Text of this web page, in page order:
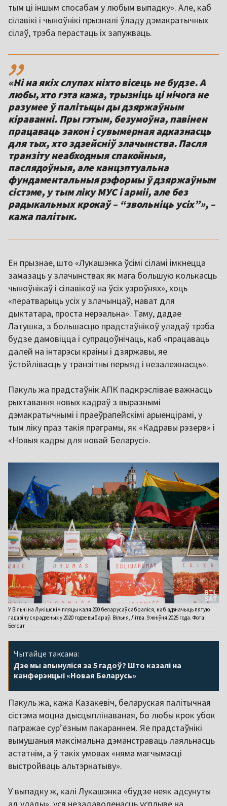
тым ці іншым спосабам у любым выпадку». Але, каб
сілавікі і чыноўнікі прызналі ўладу дэмакратычных
сілаў, трэба перастаць іх запужваць.
,,
«Ні на якіх слупах ніхто вісець не будзе. А
любы, хто гэта кажа, трызніць ці нічога не
разумее ў палітыцы ды дзяржаўным
кіраванні. Пры гэтым, безумоўна, павінен
працаваць закон і сувымерная адказнасць
для тых, хто здзейсніў злачынства. Пасля
транзіту неабходныя спакойныя,
паслядоўныя, але канцэптуальна
фундаментальныя рэформы ў дзяржаўным
сістэме, у тым ліку МУС і арміі, але без
радыкальных крокаў – “звольніць усіх”», –
кажа палітык.
Ён прызнае, што «Лукашэнка ўсімі сіламі імкнецца
замазаць у злачынствах як мага большую колькасць
чыноўнікаў і сілавікоў на ўсіх узроўнях», хоць
«ператварыць усіх у злачынцаў, нават для
дыктатара, проста нерэальна». Таму, дадае
Латушка, з большасцю прадстаўнікоў уладаў трэба
будзе дамовіцца і супрацоўнічаць, каб «працаваць
далей на інтарэсы краіны і дзяржавы, яе
ўстойлівасць у транзітны перыяд і незалежнасць».
Пакуль жа прадстаўнік АПК падкрэслівае важнасць
рыхтавання новых кадраў з выразнымі
дэмакратычнымі і праеўрапейскімі арыенцірамі, у
тым ліку праз такія праграмы, як «Кадравы рэзерв» і
«Новыя кадры для новай Беларусі».
У Вільні на Лукішскім пляцы каля 200 беларусаў сабраліся, каб адзначыць пятую
гадавіну скрадзеных у 2020 годзе выбараў. Вільня, Літва. 9 жніўня 2025 года. Фота:
Белсат
Чытайце таксама:
Дзе мы апынуліся за 5 гадоў? Што казалі на
канферэнцыі «Новая Беларусь»
Пакуль жа, кажа Казакевіч, беларуская палітычная
сістэма моцна дысцыплінаваная, бо любы крок убок
пагражае сур’ёзным пакараннем. Яе прадстаўнікі
вымушаныя максімальна дэманстраваць лаяльнасць
астатнім, а ў такіх умовах «няма магчымасці
выстройваць альтэрнатыву».
У выпадку ж, калі Лукашэнка «будзе неяк адсунуты
ад улады», уся незадаволенасць усплыве на